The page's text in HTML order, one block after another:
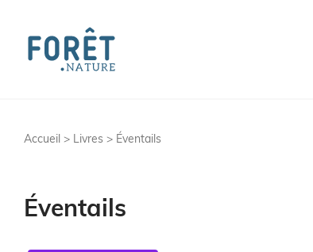
Accueil > Livres > Éventails
Éventails